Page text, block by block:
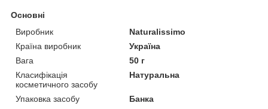
Основні
Виробник
Naturalissimo
Країна виробник
Україна
Вага
50 г
Класифікація
косметичного засобу
Натуральна
Упаковка засобу
Банка